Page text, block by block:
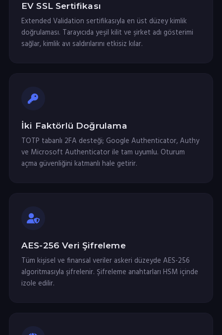
EV SSL Sertifikası
Extended Validation sertifikasıyla en üst düzey kimlik
doğrulaması. Tarayıcıda yeşil kilit ve şirket adı gösterimi
sağlar, kimlik avı saldırılarını etkisiz kılar.
İki Faktörlü Doğrulama
TOTP tabanlı 2FA desteği; Google Authenticator, Authy
ve Microsoft Authenticator ile tam uyumlu. Oturum
açma güvenliğini katmanlı hale getirir.
AES-256 Veri Şifreleme
Tüm kişisel ve finansal veriler askeri düzeyde AES-256
algoritmasıyla şifrelenir. Şifreleme anahtarları HSM içinde
izole edilir.